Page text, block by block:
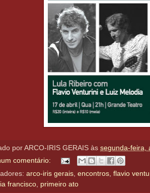
porARCO-IRIS GERAIS às segunda-feira,
comentário:
arco-iris gerais, encontros, flavio
francisco, primeiro ato